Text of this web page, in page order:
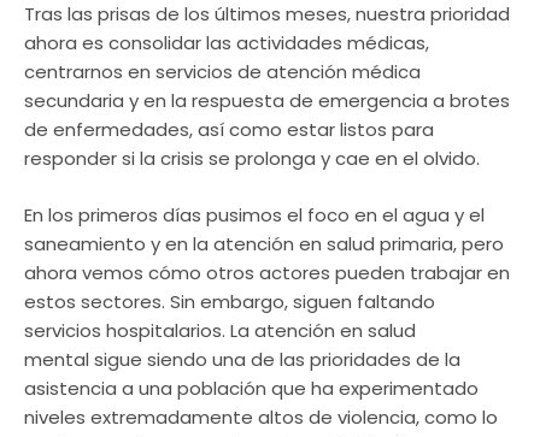
Tras las prisas de los últimos meses, nuestra prioridad
ahora es consolidar las actividades médicas,
centrarnos en servicios de atención médica
secundaria y en la respuesta de emergencia a brotes
de enfermedades, así como estar listos para
responder si la crisis se prolonga y cae en el olvido.
En los primeros días pusimos el foco en el agua y el
saneamiento y en la atención en salud primaria, pero
ahora vemos cómo otros actores pueden trabajar en
estos sectores. Sin embargo, siguen faltando
servicios hospitalarios. La atención en salud
mental sigue siendo una de las prioridades de la
asistencia a una población que ha experimentado
niveles extremadamente altos de violencia, como lo